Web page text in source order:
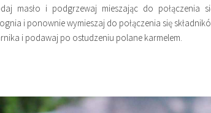
masło i podgrzewaj mieszając do połączenia
i ponownie wymieszaj do połączenia się
i podawaj po ostudzeniu polane karmelem.